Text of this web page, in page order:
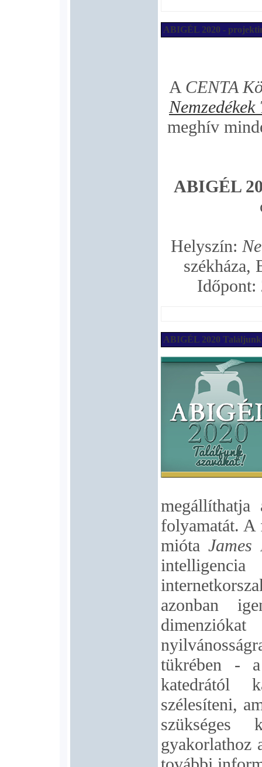
ABIGÉL 2020 -
A CENTA
meghív
ABIGÉL
Helyszín:
székháza,
Időpont:
ABIGÉL 2020
megállíthatja
folyamatát. A
miótaJames
azonban
tükrében -
katedrától
szélesíteni,
szükséges
gyakorlathoz